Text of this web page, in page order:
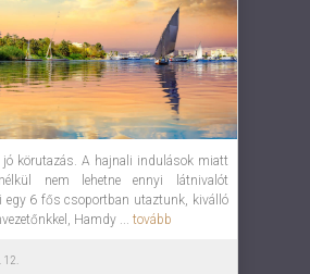
jó körutazás. A hajnali indulások miatt
nem lehetne ennyi látnivalót
egy 6 fős csoportban utaztunk, kiválló
Hamdy ... tovább